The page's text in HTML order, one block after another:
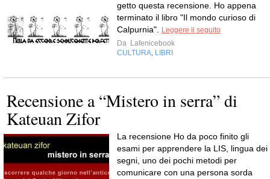
getto questa recensione. Ho appena
terminato il libro "Il mondo curioso di
Calpurnia".
Leggere il seguito
Da Lafenicebook
CULTURA LIBRI
Recensione a “Mistero in serra” di
Kateuan Zifor
La recensione Ho da poco finito gli
esami per apprendere la LIS, lingua dei
segni, uno dei pochi metodi per
comunicare con una persona sorda